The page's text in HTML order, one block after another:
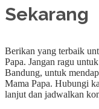
Sekarang
Berikan yang terbaik
Papa. Jangan ragu
Bandung, untuk
Mama Papa. Hubungi
lanjut dan jadwalkan